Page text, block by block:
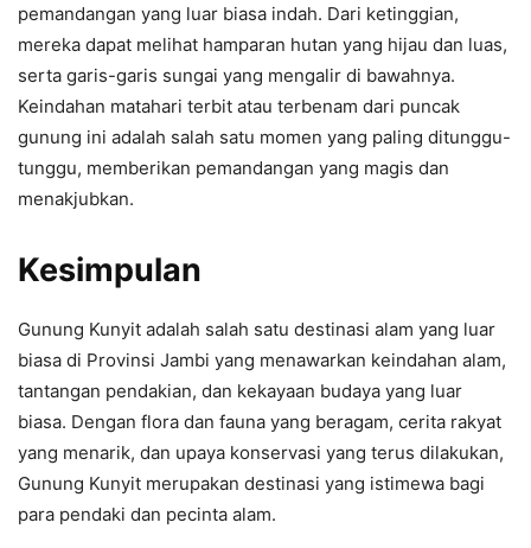
pemandangan yang luar biasa indah. Dari ketinggian,
mereka dapat melihat hamparan hutan yang hijau dan luas,
serta garis-garis sungai yang mengalir di bawahnya.
Keindahan matahari terbit atau terbenam dari puncak
gunung ini adalah salah satu momen yang paling ditunggu-
tunggu, memberikan pemandangan yang magis dan
menakjubkan.
Kesimpulan
Gunung Kunyit adalah salah satu destinasi alam yang luar
biasa di Provinsi Jambi yang menawarkan keindahan alam,
tantangan pendakian, dan kekayaan budaya yang luar
biasa. Dengan flora dan fauna yang beragam, cerita rakyat
yang menarik, dan upaya konservasi yang terus dilakukan,
Gunung Kunyit merupakan destinasi yang istimewa bagi
para pendaki dan pecinta alam.